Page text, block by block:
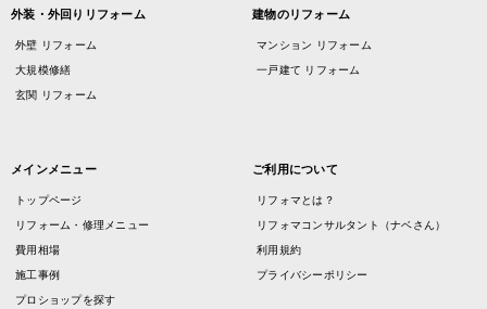
外装・外回りリフォーム
外壁 リフォーム
大規模修繕
玄関 リフォーム
建物のリフォーム
マンション リフォーム
一戸建て リフォーム
メインメニュー
トップページ
リフォーム・修理メニュー
費用相場
施工事例
プロショップを探す
ご利用について
リフォマとは？
リフォマコンサルタント（ナベさん）
利用規約
プライバシーポリシー